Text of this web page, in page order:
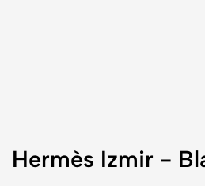
Hermès Izmir -